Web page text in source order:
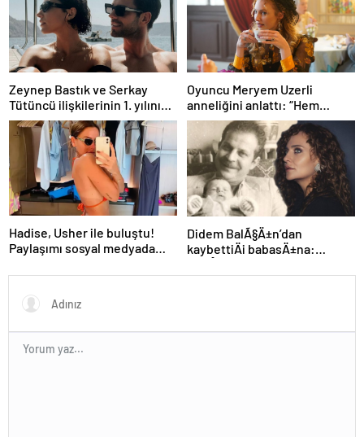
Zeynep Bastık ve Serkay
Tütüncü ilişkilerinin 1. yılını
kutladı
Oyuncu Meryem Uzerli
anneliğini anlattı: “Hem
disiplinli hem rahatım”
Hadise, Usher ile buluştu!
Paylaşımı sosyal medyada
Didem BalÃ§Ä±n’dan
kaybettiÄi babasÄ±na: